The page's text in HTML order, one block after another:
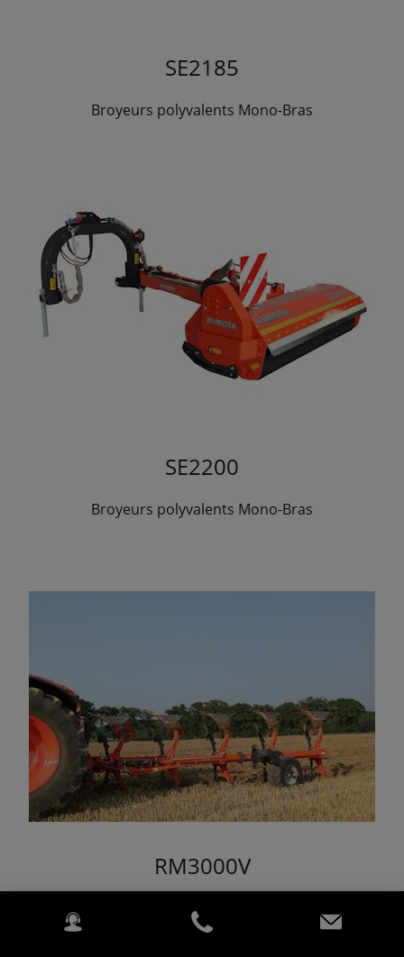
SE2185
Broyeurs polyvalents Mono-Bras
SE2200
Broyeurs polyvalents Mono-Bras
RM3000V
Une adaptation rapide sur différents tracteurs et
dans différentes conditions de travail.